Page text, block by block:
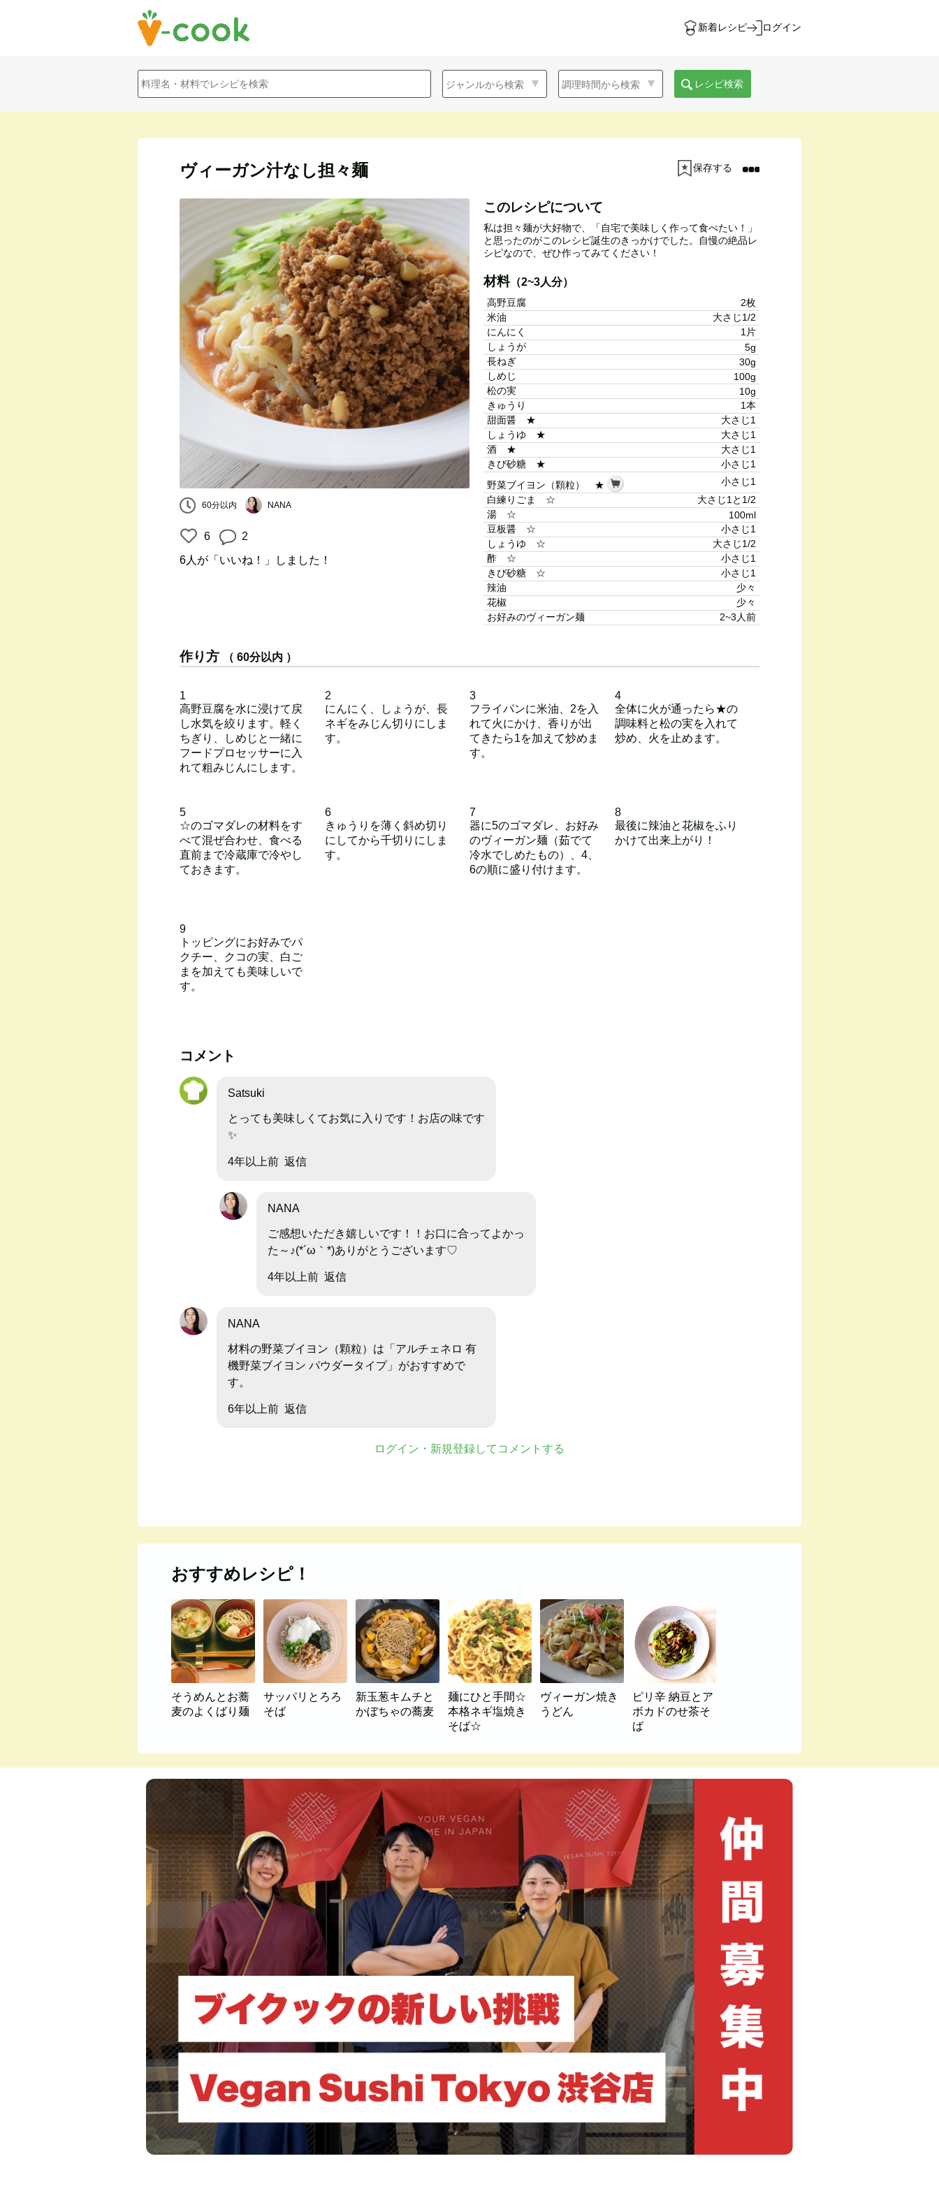
新着レシピ ログイン
レシピ検索
ヴィーガン汁なし担々麺 保存する
60分以内 NANA
6 2
6人 が「いいね！」しました！
このレシピについて
私は担々麺が大好物で、「自宅で美味しく作って食べたい！」
と思ったのがこのレシピ誕生のきっかけでした。自慢の絶品レ
シピなので、ぜひ作ってみてください！
材料（2~3人分）
高野豆腐
2枚
米油
大さじ1/2
にんにく
1片
しょうが
5g
長ねぎ
30g
しめじ
100g
松の実
10g
きゅうり
1本
甜面醤 ★
大さじ1
しょうゆ ★
大さじ1
酒 ★
大さじ1
きび砂糖 ★
小さじ1
野菜ブイヨン（顆粒） ★
小さじ1
白練りごま ☆
大さじ1と1/2
湯 ☆
100ml
豆板醤 ☆
小さじ1
しょうゆ ☆
大さじ1/2
酢 ☆
小さじ1
きび砂糖 ☆
小さじ1
辣油
少々
花椒
少々
お好みのヴィーガン麺
2~3人前
作り方 （ 60分以内 ）
1
高野豆腐を水に浸けて戻
し水気を絞ります。軽く
ちぎり、しめじと一緒に
フードプロセッサーに入
れて粗みじんにします。
2
にんにく、しょうが、長
ネギをみじん切りにしま
す。
3
フライパンに米油、2を入
れて火にかけ、香りが出
てきたら1を加えて炒めま
す。
4
全体に火が通ったら★の
調味料と松の実を入れて
炒め、火を止めます。
5
☆のゴマダレの材料をす
べて混ぜ合わせ、食べる
直前まで冷蔵庫で冷やし
ておきます。
6
きゅうりを薄く斜め切り
にしてから千切りにしま
す。
7
器に5のゴマダレ、お好み
のヴィーガン麺（茹でて
冷水でしめたもの）、4、
6の順に盛り付けます。
8
最後に辣油と花椒をふり
かけて出来上がり！
9
トッピングにお好みでパ
クチー、クコの実、白ご
まを加えても美味しいで
す。
コメント
Satsuki
とっても美味しくてお気に入りです！お店の味です
✨
4年以上前 返信
NANA
ご感想いただき嬉しいです！！お口に合ってよかっ
た～♪(*´ω｀*)ありがとうございます♡
4年以上前 返信
NANA
材料の野菜ブイヨン（顆粒）は「アルチェネロ 有
機野菜ブイヨン パウダータイプ」がおすすめで
す。
6年以上前 返信
ログイン・新規登録してコメントする
おすすめレシピ！
そうめんとお蕎
麦のよくばり麺
サッパリとろろ
そば
新玉葱キムチと
かぼちゃの蕎麦
麺にひと手間☆
本格ネギ塩焼き
そば☆
ヴィーガン焼き
うどん
ピリ辛 納豆とア
ボカドのせ茶そ
ば